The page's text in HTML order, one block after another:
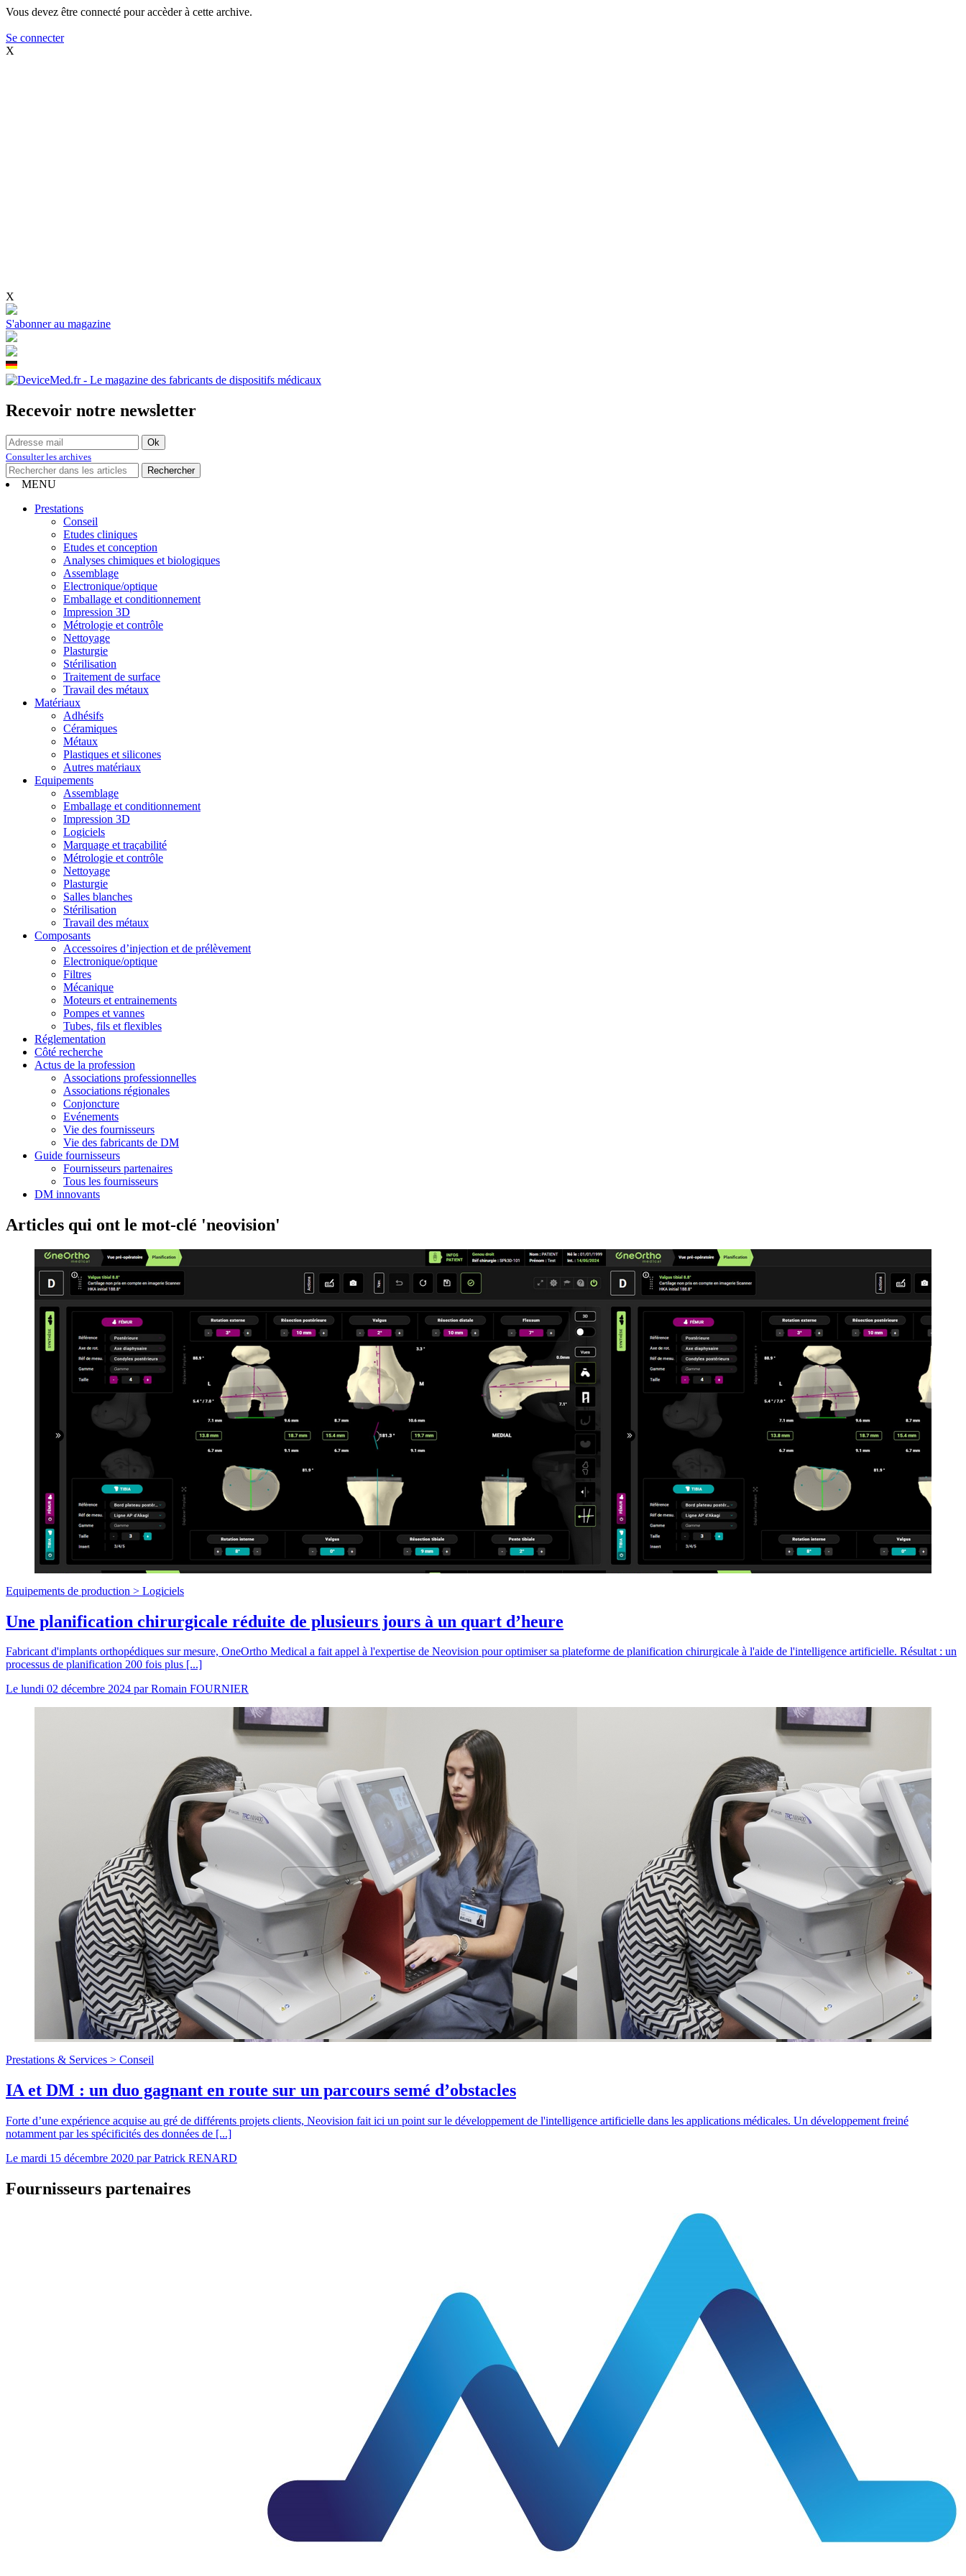
Vous devez être connecté pour accèder à cette archive.
Se connecter
X
X
S'abonner au magazine
Recevoir notre newsletter
Consulter les archives
MENU
Prestations
Conseil
Etudes cliniques
Etudes et conception
Analyses chimiques et biologiques
Assemblage
Electronique/optique
Emballage et conditionnement
Impression 3D
Métrologie et contrôle
Nettoyage
Plasturgie
Stérilisation
Traitement de surface
Travail des métaux
Matériaux
Adhésifs
Céramiques
Métaux
Plastiques et silicones
Autres matériaux
Equipements
Assemblage
Emballage et conditionnement
Impression 3D
Logiciels
Marquage et traçabilité
Métrologie et contrôle
Nettoyage
Plasturgie
Salles blanches
Stérilisation
Travail des métaux
Composants
Accessoires d’injection et de prélèvement
Electronique/optique
Filtres
Mécanique
Moteurs et entrainements
Pompes et vannes
Tubes, fils et flexibles
Réglementation
Côté recherche
Actus de la profession
Associations professionnelles
Associations régionales
Conjoncture
Evénements
Vie des fournisseurs
Vie des fabricants de DM
Guide fournisseurs
Fournisseurs partenaires
Tous les fournisseurs
DM innovants
Articles qui ont le mot-clé 'neovision'
Equipements de production > Logiciels
Une planification chirurgicale réduite de plusieurs jours à un quart d’heure
Fabricant d'implants orthopédiques sur mesure, OneOrtho Medical a fait appel à l'expertise de Neovision pour optimiser sa plateforme de planification chirurgicale à l'aide de l'intelligence artificielle. Résultat : un
processus de planification 200 fois plus [...]
Le lundi 02 décembre 2024 parRomain FOURNIER
Prestations & Services > Conseil
IA et DM : un duo gagnant en route sur un parcours semé d’obstacles
Forte d’une expérience acquise au gré de différents projets clients, Neovision fait ici un point sur le développement de l'intelligence artificielle dans les applications médicales. Un développement freiné
notamment par les spécificités des données de [...]
Le mardi 15 décembre 2020 parPatrick RENARD
Fournisseurs partenaires